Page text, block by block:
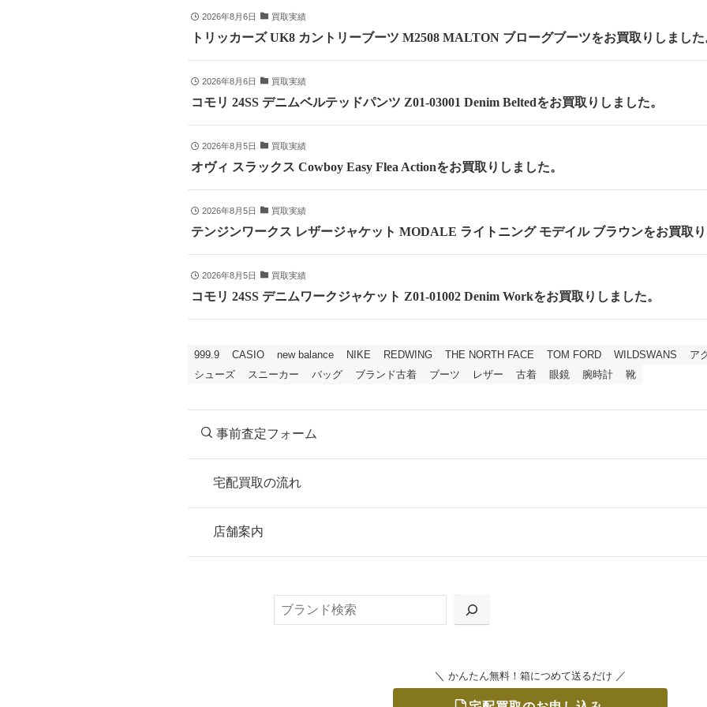
2026年8月6日 買取実績
トリッカーズ UK8 カントリーブーツ M2508 MALTON ブローグブーツをお買取りしました
2026年8月6日 買取実績
コモリ 24SS デニムベルテッドパンツ Z01-03001 Denim Beltedをお買取りしました。
2026年8月5日 買取実績
オヴィ スラックス Cowboy Easy Flea Actionをお買取りしました。
2026年8月5日 買取実績
テンジンワークス レザージャケット MODALE ライトニング モデイル ブラウンをお買取り
2026年8月5日 買取実績
コモリ 24SS デニムワークジャケット Z01-01002 Denim Workをお買取りしました。
999.9 CASIO new balance NIKE REDWING THE NORTH FACE TOM FORD WILDSWANS ア
シューズ
スニーカー バッグ ブランド古着 ブーツ レザー 古着 眼鏡 腕時計 靴
事前査定フォーム
宅配買取の流れ
お申込み
または梱包材不要の「集荷申込」からお選びいただけます。
店舗案内
＼ かんたん無料！箱につめて送るだけ ／